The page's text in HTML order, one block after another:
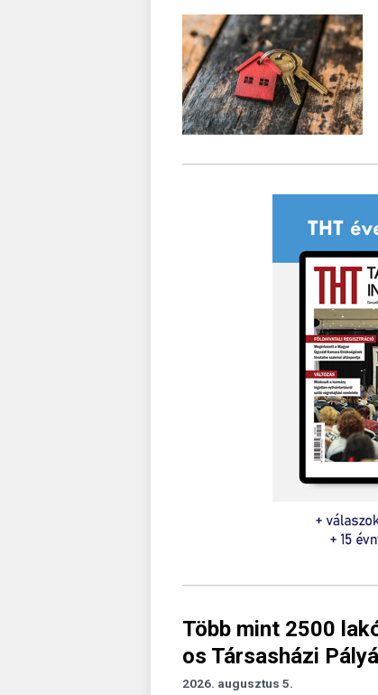
Több mint 2500
os Társasházi
2026. augusztus 5.